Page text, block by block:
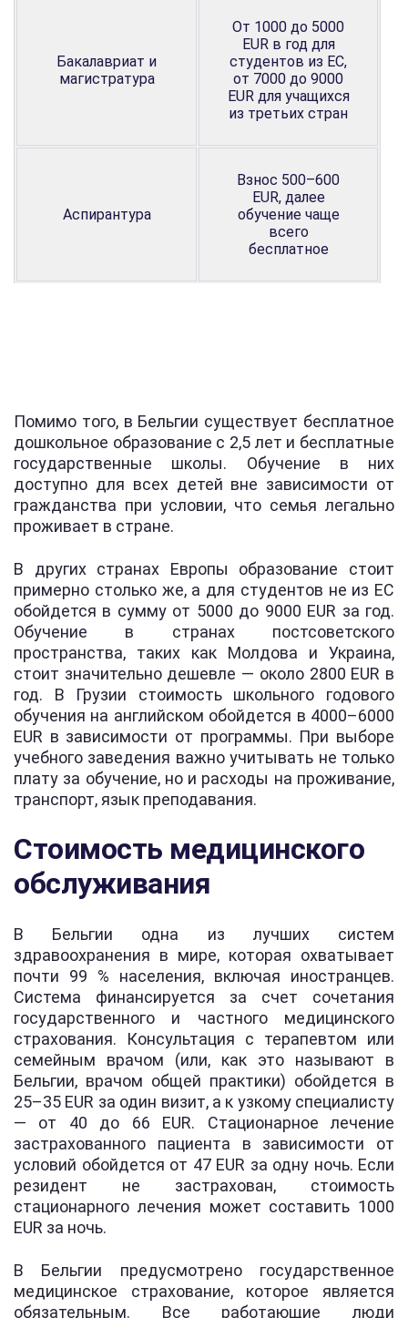
Бакалавриат и
магистратура
От 1000 до 5000
EUR в год для
студентов из ЕС,
от 7000 до 9000
EUR для учащихся
из третьих стран
Аспирантура
Взнос 500–600
EUR, далее
обучение чаще
всего
бесплатное
Помимо того, в Бельгии существует бесплатное
дошкольное образование с 2,5 лет и бесплатные
государственные школы. Обучение в них
доступно для всех детей вне зависимости от
гражданства при условии, что семья легально
проживает в стране.
В других странах Европы образование стоит
примерно столько же, а для студентов не из ЕС
обойдется в сумму от 5000 до 9000 EUR за год.
Обучение в странах постсоветского
пространства, таких как Молдова и Украина,
стоит значительно дешевле — около 2800 EUR в
год. В Грузии стоимость школьного годового
обучения на английском обойдется в 4000–6000
EUR в зависимости от программы. При выборе
учебного заведения важно учитывать не только
плату за обучение, но и расходы на проживание,
транспорт, язык преподавания.
Стоимость медицинского
обслуживания
В Бельгии одна из лучших систем
здравоохранения в мире, которая охватывает
почти 99 % населения, включая иностранцев.
Система финансируется за счет сочетания
государственного и частного медицинского
страхования. Консультация с терапевтом или
семейным врачом (или, как это называют в
Бельгии, врачом общей практики) обойдется в
25–35 EUR за один визит, а к узкому специалисту
— от 40 до 66 EUR. Стационарное лечение
застрахованного пациента в зависимости от
условий обойдется от 47 EUR за одну ночь. Если
резидент не застрахован, стоимость
стационарного лечения может составить 1000
EUR за ночь.
В Бельгии предусмотрено государственное
медицинское страхование, которое является
обязательным. Все работающие люди